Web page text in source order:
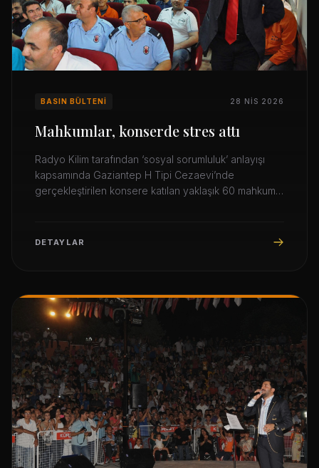
BASIN BÜLTENI 28 NIS 2026
Mahkumlar, konserde stres attı
Radyo Kilim tarafından ‘sosyal sorumluluk’ anlayışı
kapsamında Gaziantep H Tipi Cezaevi’nde
gerçekleştirilen konsere katılan yaklaşık 60 mahkum,
DETAYLAR